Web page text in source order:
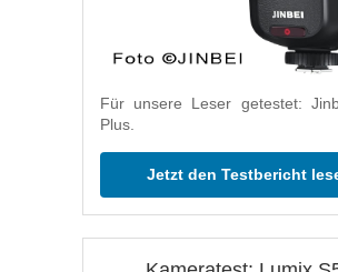
Für unsere Leser getestet:
Plus.
Jetzt den Testbericht